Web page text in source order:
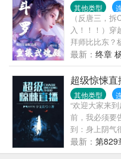
其他类型
（反唐三，
入！！！）穿
拜师比比东？
界，带在了身
于能放下权杖
狼子野心，幸
最新： 终章
超级惊悚直
其他类型
“欢迎大家来
前，我必须要
到：身上阴气
三种，我不便
后！”
最新： 第829